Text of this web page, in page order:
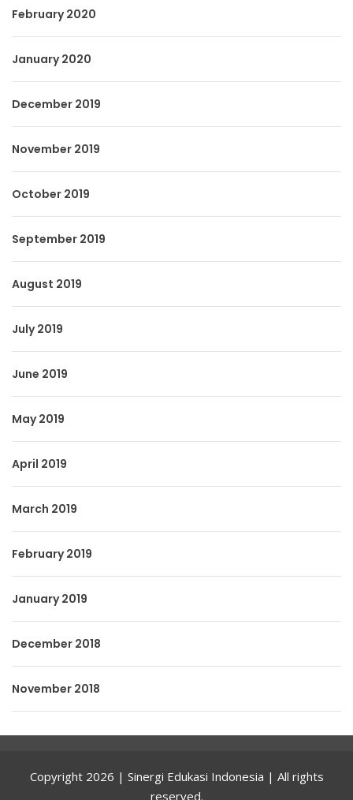
February 2020
January 2020
December 2019
November 2019
October 2019
September 2019
August 2019
July 2019
June 2019
May 2019
April 2019
March 2019
February 2019
January 2019
December 2018
November 2018
Copyright 2026 | Sinergi Edukasi Indonesia | All rights
reserved.